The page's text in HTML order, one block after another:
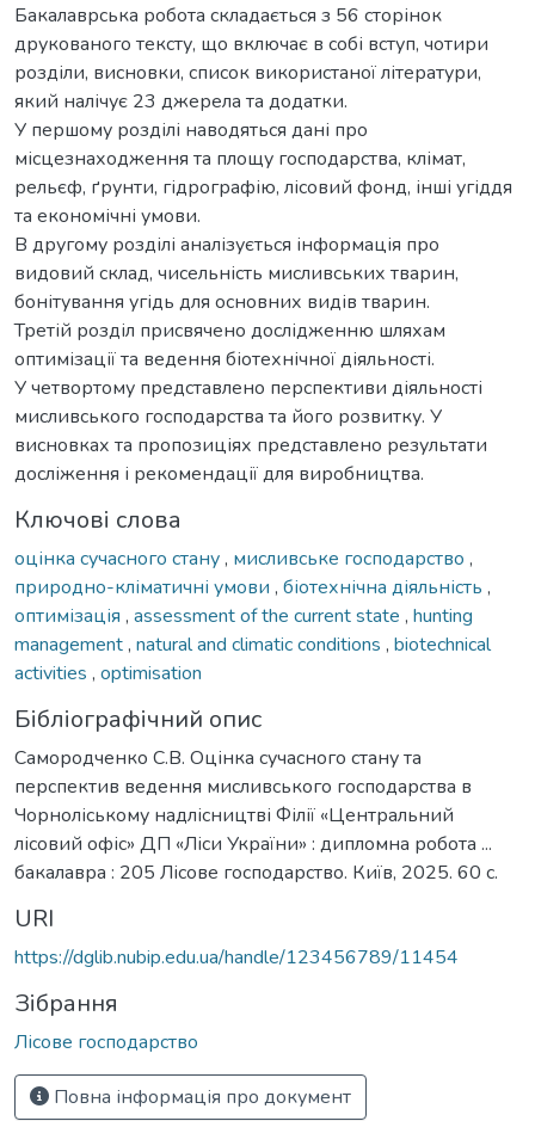
Бакалаврська робота складається з 56 сторінок
друкованого тексту, що включає в собі вступ, чотири
розділи, висновки, список використаної літератури,
який налічує 23 джерела та додатки.
У першому розділі наводяться дані про
місцезнаходження та площу господарства, клімат,
рельєф, ґрунти, гідрографію, лісовий фонд, інші угіддя
та економічні умови.
В другому розділі аналізується інформація про
видовий склад, чисельність мисливських тварин,
бонітування угідь для основних видів тварин.
Третій розділ присвячено дослідженню шляхам
оптимізації та ведення біотехнічної діяльності.
У четвортому представлено перспективи діяльності
мисливського господарства та його розвитку. У
висновках та пропозиціях представлено результати
досліження і рекомендації для виробництва.
Ключові слова
оцінка сучасного стану, мисливське господарство ,
природно-кліматичні умови , біотехнічна діяльність ,
оптимізація , assessment of the current state , hunting
management, natural and climatic conditions , biotechnical
activities , optimisation
Бібліографічний опис
Самородченко С.В. Оцінка сучасного стану та
перспектив ведення мисливського господарства в
Чорноліському надлісництві Філії «Центральний
лісовий офіс» ДП «Ліси України» : дипломна робота ...
бакалавра : 205 Лісове господарство. Київ, 2025. 60 с.
URI
https://dglib.nubip.edu.ua/handle/123456789/11454
Зібрання
Лісове господарство
Повна інформація про документ